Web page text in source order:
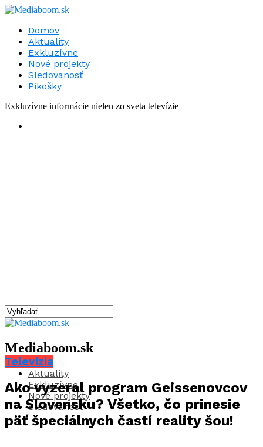
Domov
Aktuality
Exkluzívne
Nové projekty
Sledovanosť
Pikošky
Exkluzívne informácie nielen zo sveta televízie
Mediaboom.sk
Aktuality
Exkluzívne
Nové projekty
Sledovanosť
Televízia
Ako vyzeral program Geissenovcov
na Slovensku? Všetko, čo prinesie
päť špeciálnych častí reality šou!